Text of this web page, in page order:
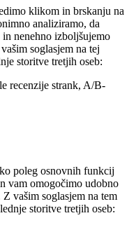
klikom in brskanju na
analiziramo, da
nenehno izboljšujemo
soglasjem na tej
storitve tretjih oseb:
recenzije strank, A/B-
poleg osnovnih funkcij
vam omogočimo udobno
Z vašim soglasjem na tem
storitve tretjih oseb: